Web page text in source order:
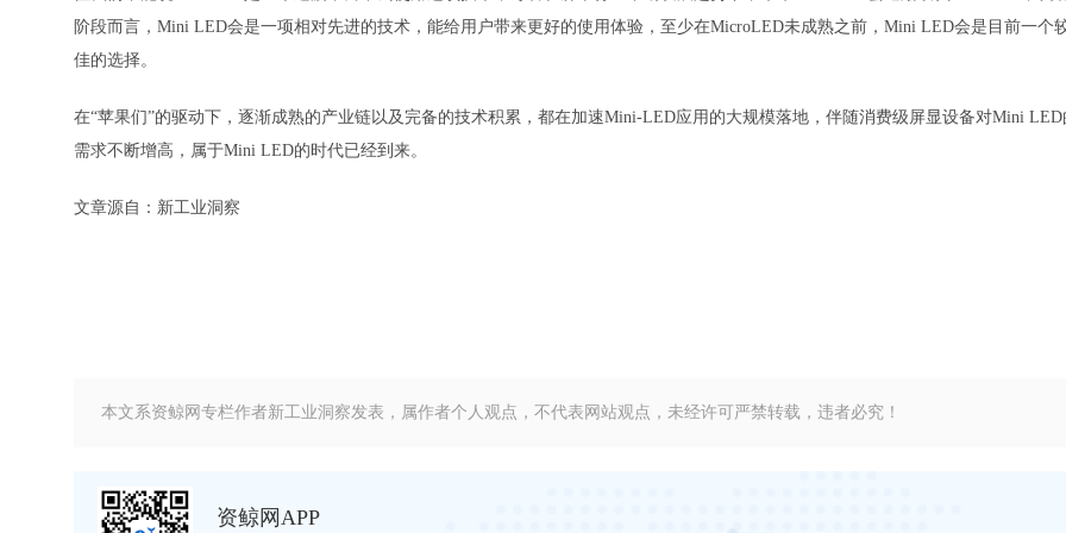
阶段而言，Mini LED会是一项相对先进的技术，能给用户带来更好的使用体验，至少在MicroLED未成熟之前，Mini LED会是目前一个
佳的选择。
在“苹果们”的驱动下，逐渐成熟的产业链以及完备的技术积累，都在加速Mini-LED应用的大规模落地，伴随消费级屏显设备对Mini LED
需求不断增高，属于Mini LED的时代已经到来。
文章源自：新工业洞察
本文系资鲸网专栏作者新工业洞察发表，属作者个人观点，不代表网站观点，未经许可严禁转载，违者必究！
资鲸网APP